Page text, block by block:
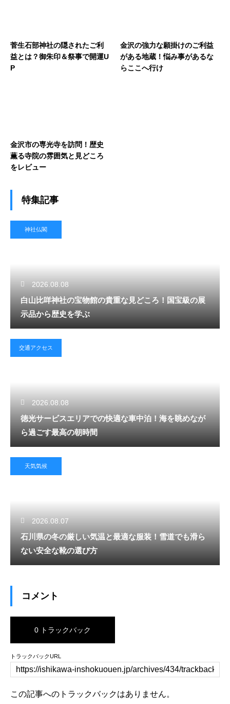
菅生石部神社の隠されたご利
益とは？御朱印＆祭事で開運U
P
金沢の強力な願掛けのご利益
がある地蔵！悩み事があるな
らここへ行け
金沢市の専光寺を訪問！歴史
薫る寺院の雰囲気と見どころ
をレビュー
特集記事
神社仏閣
2026.08.08
白山比咩神社の宝物館の貴重な見どころ！国宝級の展
示品から歴史を学ぶ
交通アクセス
2026.08.08
徳光サービスエリアでの快適な車中泊！海を眺めなが
ら過ごす最高の朝時間
天気気候
2026.08.07
石川県の冬の厳しい気温と最適な服装！雪道でも滑ら
ない安全な靴の選び方
コメント
0 トラックバック
トラックバックURL
この記事へのトラックバックはありません。